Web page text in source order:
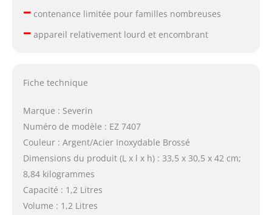
–contenance limitée pour familles nombreuses
–appareil relativement lourd et encombrant
Fiche technique
Marque : Severin
Numéro de modèle : EZ 7407
Couleur : Argent/Acier Inoxydable Brossé
Dimensions du produit (L x l x h) : 33,5 x 30,5 x 42 cm;
8,84 kilogrammes
Capacité : 1,2 Litres
Volume : 1,2 Litres